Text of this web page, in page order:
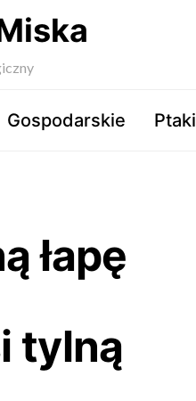
Gospodarskie Ptaki
łapę
tylną